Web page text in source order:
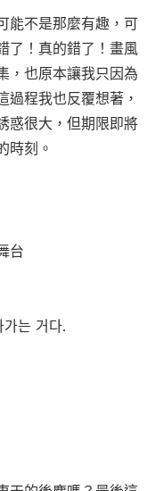
能不是那麼有趣，可
了！真的錯了！畫風
，也原本讓我只因為
過程我也反覆想著，
惑很大，但期限即將
時刻。
台
는 거다.